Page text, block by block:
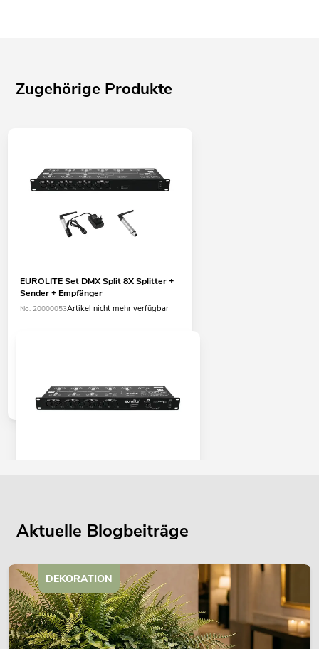
Zugehörige Produkte
EUROLITE Set DMX Split 8X Splitter +
Sender + Empfänger
No. 20000053Artikel nicht mehr verfügbar
179,00€
Aktuelle Blogbeiträge
DEKORATION